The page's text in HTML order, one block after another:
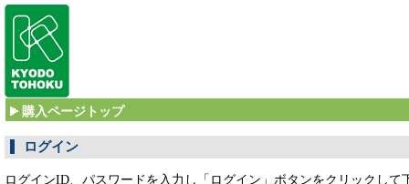
購入ページトップ
ログイン
ログインID、パスワードを入力し「ログイン」ボタンをクリックして